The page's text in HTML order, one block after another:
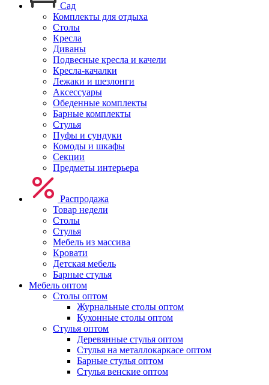
Сад
Комплекты для отдыха
Столы
Кресла
Диваны
Подвесные кресла и качели
Кресла-качалки
Лежаки и шезлонги
Аксессуары
Обеденные комплекты
Барные комплекты
Стулья
Пуфы и сундуки
Комоды и шкафы
Секции
Предметы интерьера
Распродажа
Товар недели
Столы
Стулья
Мебель из массива
Кровати
Детская мебель
Барные стулья
Мебель оптом
Столы оптом
Журнальные столы оптом
Кухонные столы оптом
Стулья оптом
Деревянные стулья оптом
Стулья на металлокаркасе оптом
Барные стулья оптом
Стулья венские оптом